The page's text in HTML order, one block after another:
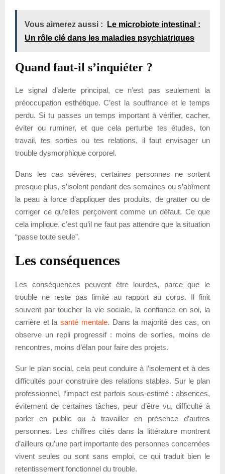
Vous aimerez aussi :
Le microbiote intestinal :
Un rôle clé dans les maladies psychiatriques
Quand faut-il s’inquiéter ?
Le signal d’alerte principal, ce n’est pas seulement la
préoccupation esthétique. C’est la souffrance et le temps
perdu. Si tu passes un temps important à vérifier, cacher,
éviter ou ruminer, et que cela perturbe tes études, ton
travail, tes sorties ou tes relations, il faut envisager un
trouble dysmorphique corporel.
Dans les cas sévères, certaines personnes ne sortent
presque plus, s’isolent pendant des semaines ou s’abîment
la peau à force d’appliquer des produits, de gratter ou de
corriger ce qu’elles perçoivent comme un défaut. Ce que
cela implique, c’est qu’il ne faut pas attendre que la situation
“passe toute seule”.
Les conséquences
Les conséquences peuvent être lourdes, parce que le
trouble ne reste pas limité au rapport au corps. Il finit
souvent par toucher la vie sociale, la confiance en soi, la
carrière et lasanté mentale. Dans la majorité des cas, on
observe un repli progressif : moins de sorties, moins de
rencontres, moins d’élan pour faire des projets.
Sur le plan social, cela peut conduire à l’isolement et à des
difficultés pour construire des relations stables. Sur le plan
professionnel, l’impact est parfois sous-estimé : absences,
évitement de certaines tâches, peur d’être vu, difficulté à
parler en public ou à travailler en présence d’autres
personnes. Les chiffres cités dans la littérature montrent
d’ailleurs qu’une part importante des personnes concernées
vivent seules ou sont sans emploi, ce qui traduit bien le
retentissement fonctionnel du trouble.